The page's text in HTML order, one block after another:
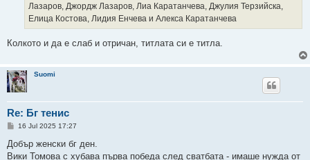
Лазаров, Джордж Лазаров, Лиа Каратанчева, Джулия Терзийска,
Елица Костова, Лидия Енчева и Алекса Каратанчева
Колкото и да е слаб и отричан, титлата си е титла.
Suomi
Re: Бг тенис
P
s
16 Jul 2025 17:27
Добър женски бг ден.
Вики Томова с хубава първа победа след сватбата - имаше нужда от